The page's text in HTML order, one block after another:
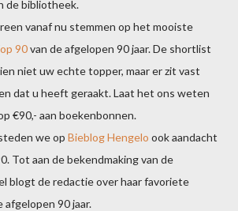
de bibliotheek.
vanaf nu stemmen op het mooiste
90van de afgelopen 90 jaar. De shortlist
niet uw echte topper, maar er zit vast
dat u heeft geraakt. Laat het ons weten
€90,- aan boekenbonnen.
we op Bieblog Hengelo ook aandacht
Tot aan de bekendmaking van de
blogt de redactie over haar favoriete
afgelopen 90 jaar.